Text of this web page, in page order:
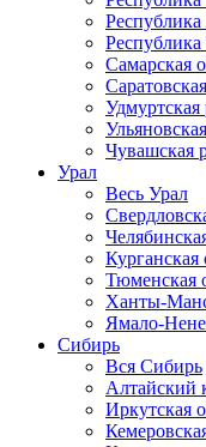
Республика
Самарская
Удмуртская
Чувашская
Урал
Весь Урал
Курганская
Тюменская
Ханты-
Ямало-
Сибирь
Вся Сибирь
Алтайский
Иркутская